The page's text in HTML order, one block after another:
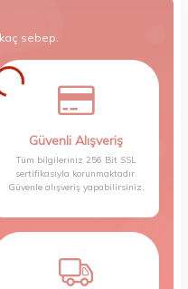
sebep.
Güvenli Alışveriş
Tüm bilgileriniz 256 Bit SSL
sertifikasıyla korunmaktadır.
Güvenle alışveriş yapabilirsiniz.